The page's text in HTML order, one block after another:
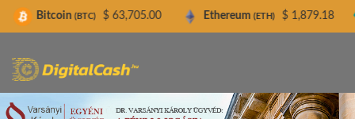
(BTC) $ 63,705.00 Ethereum (ETH) $ 1,879.18 Tether
Digitalcash.hu